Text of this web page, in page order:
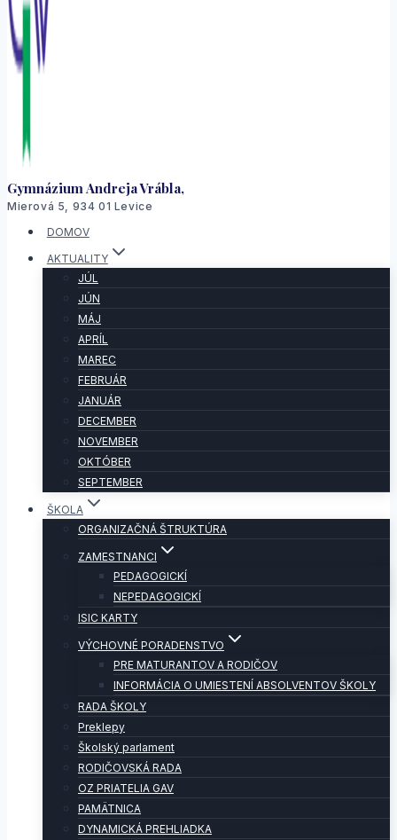
Gymnázium Andreja Vrábla,
Mierová 5, 934 01 Levice
DOMOV
AKTUALITY
JÚL
JÚN
MÁJ
APRÍL
MAREC
FEBRUÁR
JANUÁR
DECEMBER
NOVEMBER
OKTÓBER
SEPTEMBER
ŠKOLA
ORGANIZAČNÁ ŠTRUKTÚRA
ZAMESTNANCI
PEDAGOGICKÍ
NEPEDAGOGICKÍ
ISIC KARTY
VÝCHOVNÉ PORADENSTVO
PRE MATURANTOV A RODIČOV
INFORMÁCIA O UMIESTENÍ ABSOLVENTOV ŠKOLY
RADA ŠKOLY
Preklepy
Školský parlament
RODIČOVSKÁ RADA
OZ PRIATELIA GAV
PAMÄTNICA
DYNAMICKÁ PREHLIADKA